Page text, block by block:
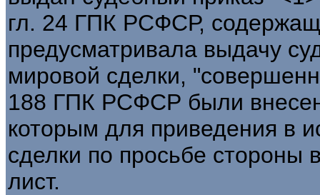
гл. 24 ГПК РСФСР,
предусматривала выдачу
мировой сделки,
188 ГПК РСФСР были
которым для приведения в
сделки по просьбе стороны
лист.